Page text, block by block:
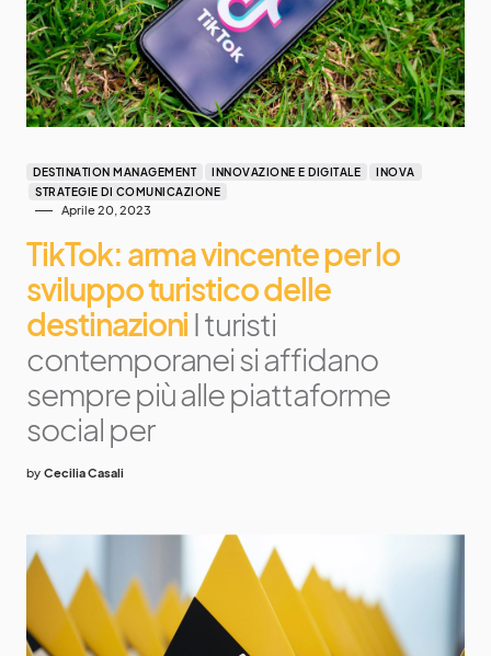
DESTINATION MANAGEMENT INNOVAZIONE E DIGITALE
INOVA
STRATEGIE DI COMUNICAZIONE
Aprile 20, 2023
TikTok: arma vincente per lo
sviluppo turistico delle
destinazioni I turisti
contemporanei si affidano
sempre più alle piattaforme
social per
by Cecilia Casali